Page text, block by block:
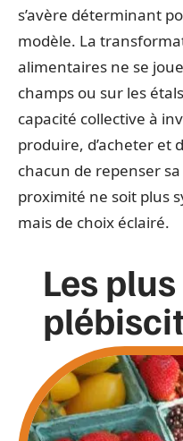
s’avère déterminant
modèle. La
alimentaires ne se
champs ou sur les
capacité collective à
produire, d’acheter et
chacun de repenser
proximité ne soit plus
mais de choix éclairé.
Les plus